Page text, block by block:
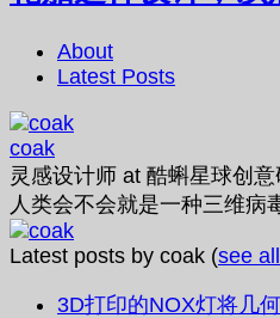
About
Latest Posts
coak
灵感设计师 at 酷蝌星球创
人类会不会就是一种三维病
Latest posts by coak (see all
3D打印的NOX灯将几